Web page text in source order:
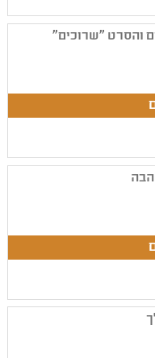
והסרט "שרוכים"